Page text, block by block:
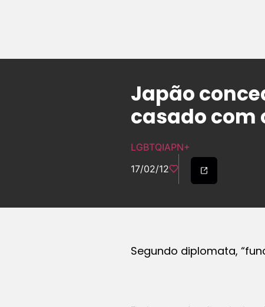
Japão
casado com
LGBTQIAPN+
17/02/12
Segundo diplomata,